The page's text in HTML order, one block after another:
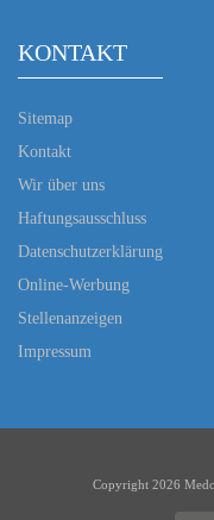
KONTAKT
Sitemap
Kontakt
Wir über uns
Haftungsausschluss
Datenschutzerklärung
Online-Werbung
Stellenanzeigen
Impressum
Copyright 2026